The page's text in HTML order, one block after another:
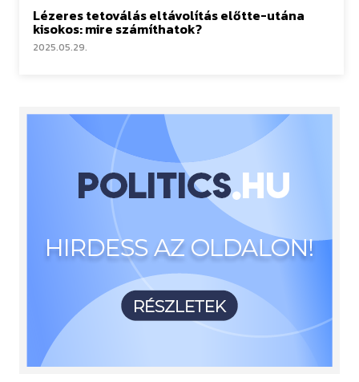
Lézeres tetoválás eltávolítás előtte-utána
kisokos: mire számíthatok?
2025.05.29.